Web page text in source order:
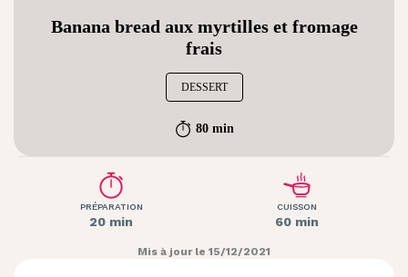
Banana bread aux myrtilles et fromage
frais
DESSERT
80 min
PRÉPARATION
20 min
CUISSON
60 min
Mis à jour le 15/12/2021